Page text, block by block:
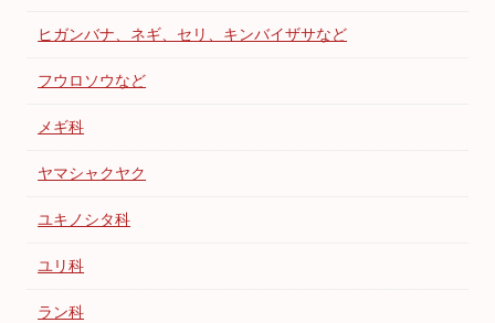
ヒガンバナ、ネギ、セリ、キンバイザサなど
フウロソウなど
メギ科
ヤマシャクヤク
ユキノシタ科
ユリ科
ラン科